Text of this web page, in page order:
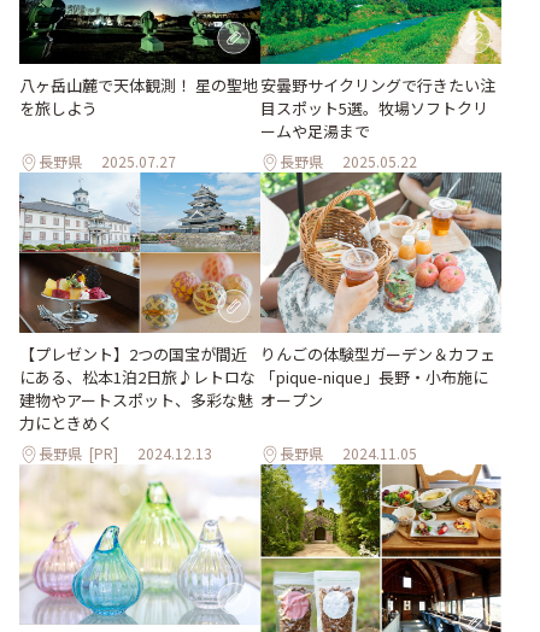
八ヶ岳山麓で天体観測！ 星の聖地
を旅しよう
長野県 2025.07.27
安曇野サイクリングで行きたい注
目スポット5選。牧場ソフトクリ
ームや足湯まで
長野県 2025.05.22
【プレゼント】2つの国宝が間近
にある、松本1泊2日旅♪レトロな
建物やアートスポット、多彩な魅
力にときめく
長野県 [PR] 2024.12.13
りんごの体験型ガーデン＆カフェ
「pique-nique」長野・小布施に
オープン
長野県 2024.11.05